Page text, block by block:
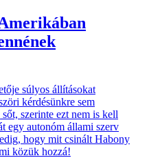
súlyos állításokat
kérdésünkre sem
szerinte ezt nem is kell
egy autonóm állami szerv
hogy mit csinált Habony
közük hozzá!